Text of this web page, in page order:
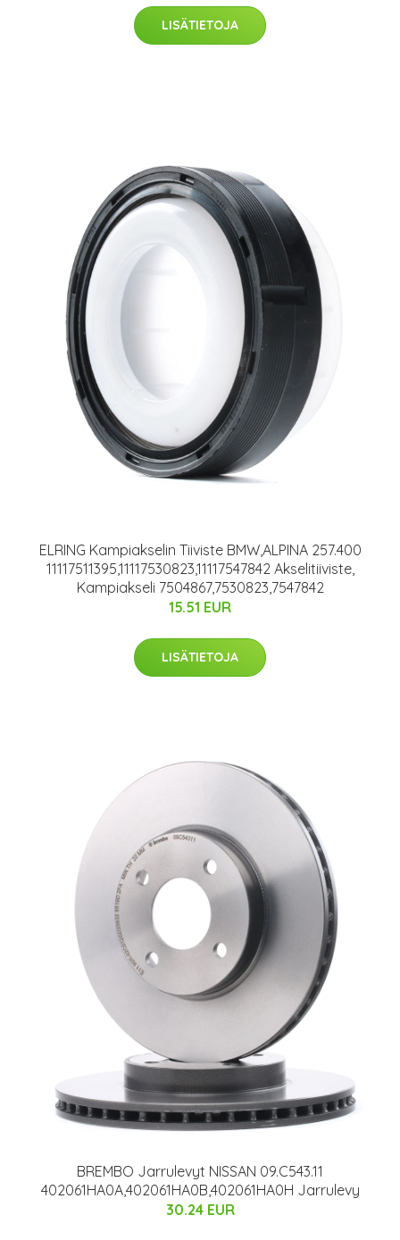
LISÄTIETOJA
ELRING Kampiakselin Tiiviste BMW,ALPINA 257.400
11117511395,11117530823,11117547842 Akselitiiviste,
Kampiakseli 7504867,7530823,7547842
15.51 EUR
LISÄTIETOJA
BREMBO Jarrulevyt NISSAN 09.C543.11
402061HA0A,402061HA0B,402061HA0H Jarrulevy
30.24 EUR